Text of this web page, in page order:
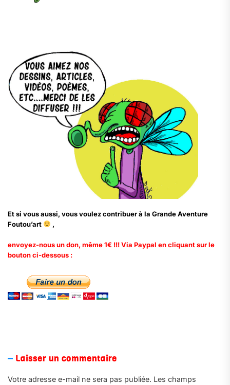
Et si vous aussi, vous voulez contribuer à la Grande Aventure
Foutou’art
,
envoyez-nous un don, même 1€ !!! Via Paypal en cliquant sur le
bouton ci-dessous :
Laisser un commentaire
Votre adresse e-mail ne sera pas publiée. Les champs